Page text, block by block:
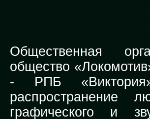
Общественная
общество
- РПБ
распространение
графического и